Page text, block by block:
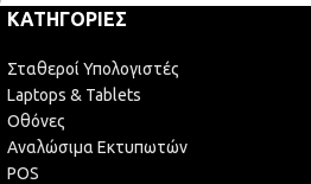
ΚΑΤΗΓΟΡΊΕΣ
Σταθεροί Υπολογιστές
Laptops & Tablets
Οθόνες
Αναλώσιμα Εκτυπωτών
POS